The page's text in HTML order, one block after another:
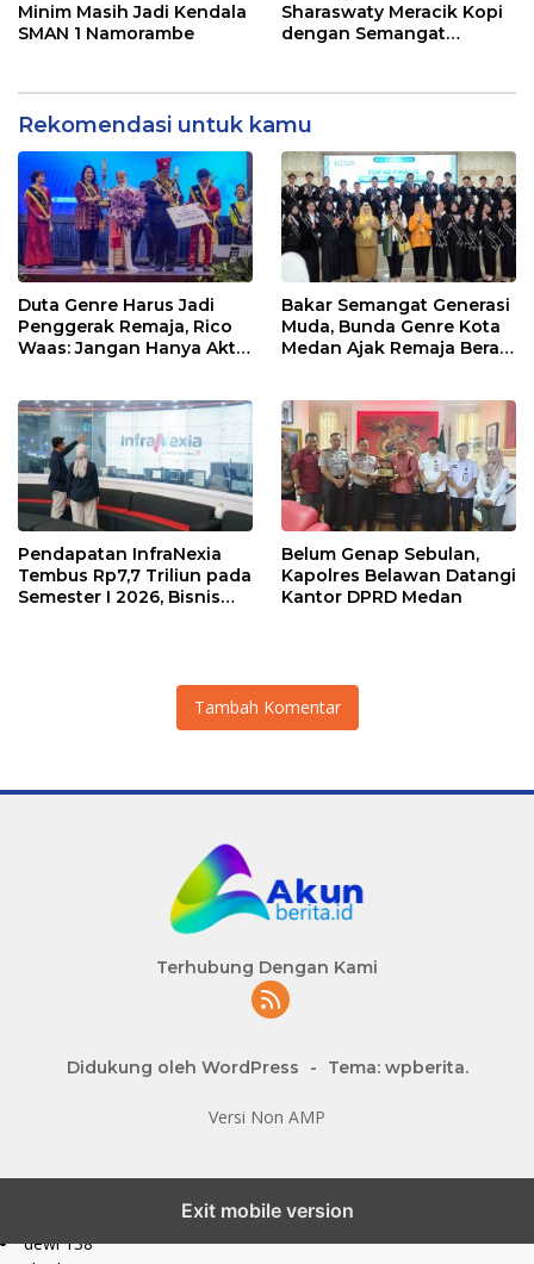
Minim Masih Jadi Kendala
SMAN 1 Namorambe
Sharaswaty Meracik Kopi
dengan Semangat
Rekomendasi untuk kamu
Duta Genre Harus Jadi
Penggerak Remaja, Rico
Waas: Jangan Hanya Aktif
Bakar Semangat Generasi
Muda, Bunda Genre Kota
Medan Ajak Remaja Berani
Pendapatan InfraNexia
Tembus Rp7,7 Triliun pada
Semester I 2026, Bisnis
Belum Genap Sebulan,
Kapolres Belawan Datangi
Kantor DPRD Medan
Tambah Komentar
Terhubung Dengan Kami
Didukung oleh WordPress - Tema: wpberita.
Versi Non AMP
Exit mobile version
dewi 138